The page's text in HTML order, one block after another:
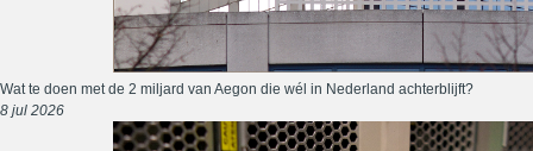
Wat te doen met de 2 miljard van Aegon die wél in Nederland achterblijft?
8 jul 2026